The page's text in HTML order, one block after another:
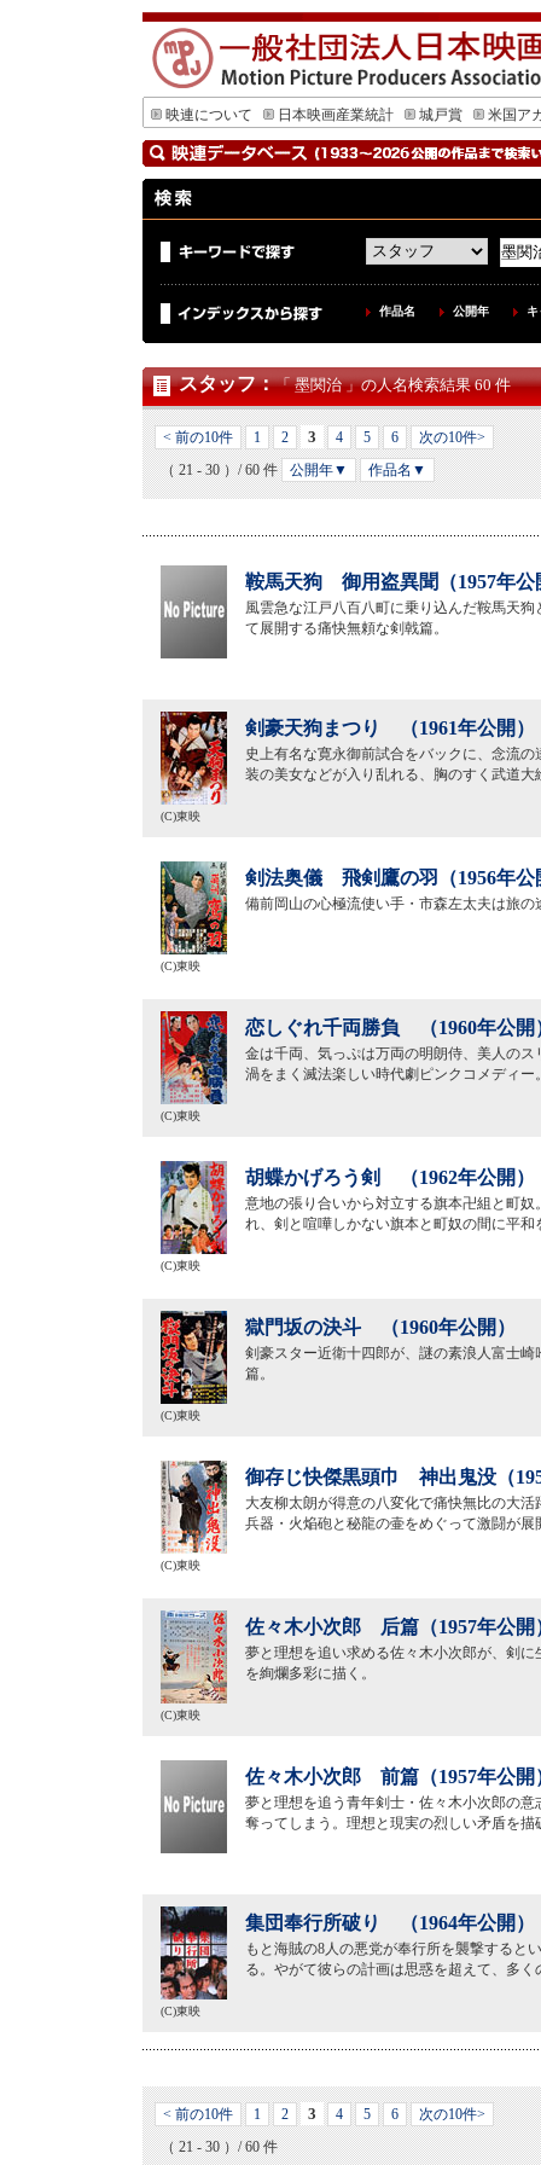
映連について 日本映画産業統計 城戸賞 米国ア
作品名 公開年
スタッフ：「 墨関治 」の人名検索結果 60 件
< 前の10件 1 2 3 4 5 6
次の10件>
（ 21 - 30 ）/ 60 件
公開年▼ 作品名▼
鞍馬天狗 御用盗異聞（1957年公
風雲急な江戸八百八町に乗り込んだ鞍馬天
て展開する痛快無頼な剣戟篇。
剣豪天狗まつり （1961年公開）
史上有名な寛永御前試合をバックに、念流
装の美女などが入り乱れる、胸のすく武道大
(C)東映
剣法奥儀 飛剣鷹の羽（1956年公
備前岡山の心極流使い手・市森左太夫は旅
(C)東映
恋しぐれ千両勝負 （1960年公開
金は千両、気っぷは万両の明朗侍、美人の
渦をまく滅法楽しい時代劇ピンクコメディー
(C)東映
胡蝶かげろう剣 （1962年公開）
意地の張り合いから対立する旗本卍組と町
れ、剣と喧嘩しかない旗本と町奴の間に平
(C)東映
獄門坂の決斗 （1960年公開）
剣豪スター近衛十四郎が、謎の素浪人富士
篇。
(C)東映
御存じ快傑黒頭巾 神出鬼没（
大友柳太朗が得意の八変化で痛快無比の大
兵器・火焔砲と秘龍の壷をめぐって激闘が展
(C)東映
佐々木小次郎 后篇（1957年公開
夢と理想を追い求める佐々木小次郎が、剣
を絢爛多彩に描く。
(C)東映
佐々木小次郎 前篇（1957年公開
夢と理想を追う青年剣士・佐々木小次郎の
奪ってしまう。理想と現実の烈しい矛盾を描
集団奉行所破り （1964年公開）
もと海賊の8人の悪党が奉行所を襲撃すると
る。やがて彼らの計画は思惑を超えて、多
(C)東映
< 前の10件 1 2 3 4 5 6
次の10件>
（ 21 - 30 ）/ 60 件